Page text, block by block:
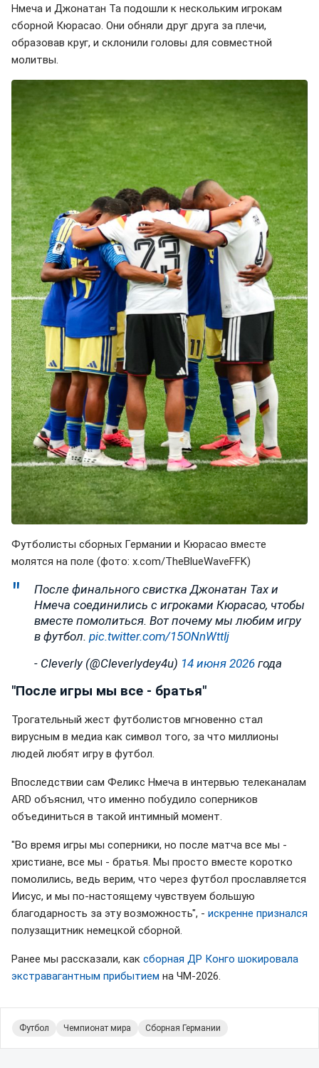
Нмеча и Джонатан Та подошли к нескольким игрокам
сборной Кюрасао. Они обняли друг друга за плечи,
образовав круг, и склонили головы для совместной
молитвы.
Футболисты сборных Германии и Кюрасао вместе
молятся на поле (фото: x.com/TheBlueWaveFFK)
После финального свистка Джонатан Тах и
Нмеча соединились с игроками Кюрасао, чтобы
вместе помолиться. Вот почему мы любим игру
в футбол. pic.twitter.com/15ONnWttIj
- Cleverly (@Cleverlydey4u) 14 июня 2026 года
"После игры мы все - братья"
Трогательный жест футболистов мгновенно стал
вирусным в медиа как символ того, за что миллионы
людей любят игру в футбол.
Впоследствии сам Феликс Нмеча в интервью телеканалам
ARD объяснил, что именно побудило соперников
объединиться в такой интимный момент.
"Во время игры мы соперники, но после матча все мы -
христиане, все мы - братья. Мы просто вместе коротко
помолились, ведь верим, что через футбол прославляется
Иисус, и мы по-настоящему чувствуем большую
благодарность за эту возможность", - искренне признался
полузащитник немецкой сборной.
Ранее мы рассказали, как сборная ДР Конго шокировала
экстравагантным прибытием на ЧМ-2026.
Футбол Чемпионат мира Сборная Германии